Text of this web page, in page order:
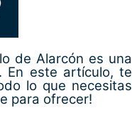
de Alarcón es una
En este artículo, te
lo que necesitas
para ofrecer!